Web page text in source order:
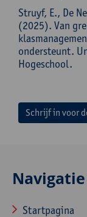
Struyf, E., De
(2025). Van
ondersteunt.
Hogeschool.
Schrijf in voor
Navigatie
Startpagina